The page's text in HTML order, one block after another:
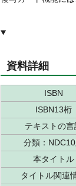
資料詳細
ISBN
ISBN13桁
テキストの言
分類：
本タイトル
タイトル関連